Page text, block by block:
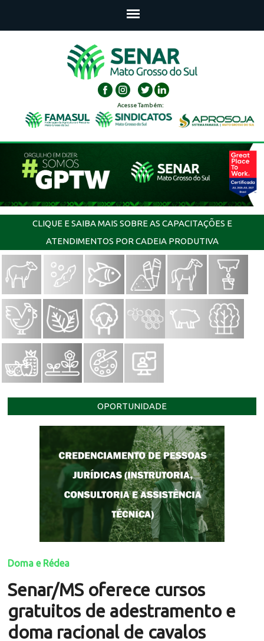
Acesse Também:
CLIQUE E SAIBA MAIS SOBRE AS CAPACITAÇÕES E
ATENDIMENTOS POR CADEIA PRODUTIVA
OPORTUNIDADE
Doma e Rédea
Senar/MS oferece cursos
gratuitos de adestramento e
doma racional de cavalos